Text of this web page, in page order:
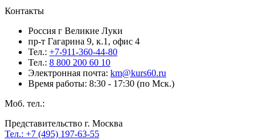
Контакты
Россия г Великие Луки
пр-т Гагарина 9, к.1, офис 4
Тел.: +7-911-360-44-80
Тел.: 8 800 200 60 10
Электронная почта: km@kurs60.ru
Время работы: 8:30 - 17:30 (по Мск.)
Моб. тел.:
Представительство г. Москва
Тел.: +7 (495) 197-63-55